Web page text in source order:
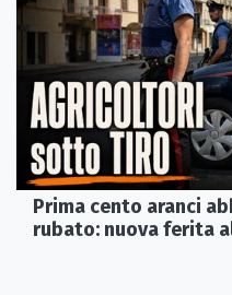
Prima cento aranci
rubato: nuova ferita